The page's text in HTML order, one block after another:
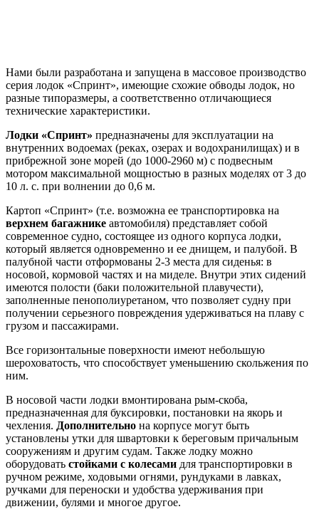
Нами были разработана и запущена в массовое производство
серия лодок «Спринт», имеющие схожие обводы лодок, но
разные типоразмеры, а соответственно отличающиеся
технические характеристики.
Лодки «Спринт» предназначены для эксплуатации на
внутренних водоемах (реках, озерах и водохранилищах) и в
прибрежной зоне морей (до 1000-2960 м) с подвесным
мотором максимальной мощностью в разных моделях от 3 до
10 л. с. при волнении до 0,6 м.
Картоп «Спринт» (т.е. возможна ее транспортировка на
верхнем багажнике автомобиля) представляет собой
современное судно, состоящее из одного корпуса лодки,
который является одновременно и ее днищем, и палубой. В
палубной части отформованы 2-3 места для сиденья: в
носовой, кормовой частях и на миделе. Внутри этих сидений
имеются полости (баки положительной плавучести),
заполненные пенополиуретаном, что позволяет судну при
получении серьезного повреждения удерживаться на плаву с
грузом и пассажирами.
Все горизонтальные поверхности имеют небольшую
шероховатость, что способствует уменьшению скольжения по
ним.
В носовой части лодки вмонтирована рым-скоба,
предназначенная для буксировки, постановки на якорь и
чехления. Дополнительно на корпусе могут быть
установлены утки для швартовки к береговым причальным
сооружениям и другим судам. Также лодку можно
оборудовать стойками с колесами для транспортировки в
ручном режиме, ходовыми огнями, рундуками в лавках,
ручками для переноски и удобства удерживания при
движении, булями и многое другое.